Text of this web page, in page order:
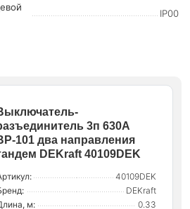
IP00
3п 630А
101 два направления
DEKraft 40109DEK
40109DEK
DEKraft
м:
0.33